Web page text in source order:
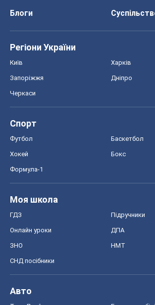
Блоги
Регіони України
Київ Харків
Запоріжжя Дніпро
Черкаси
Спорт
Футбол Баскетбол
Хокей Бокс
Формула-1
Моя школа
ГДЗ Підручники
Онлайн уроки ДПА
ЗНО НМТ
СНД посібники
Авто